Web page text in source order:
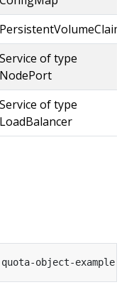
PersistentVolumeClaim
Service of type
NodePort
Service of type
LoadBalancer